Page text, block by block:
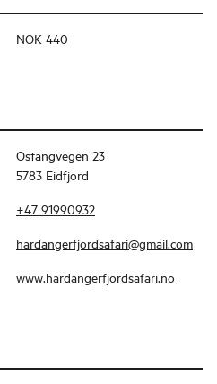
NOK 440
Ostangvegen 23
5783 Eidfjord
+47 91990932
hardangerfjordsafari@gmail.com
www.hardangerfjordsafari.no